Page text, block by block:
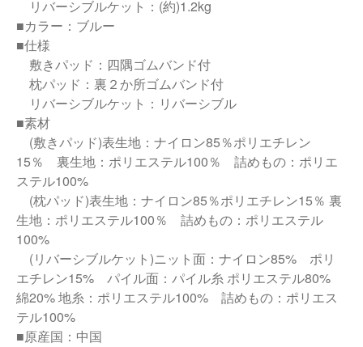
リバーシブルケット：(約)1.2kg
■カラー：ブルー
■仕様
敷きパッド：四隅ゴムバンド付
枕パッド：裏２か所ゴムバンド付
リバーシブルケット：リバーシブル
■素材
(敷きパッド)表生地：ナイロン85％ポリエチレン
15％ 裏生地：ポリエステル100％ 詰めもの：ポリエ
ステル100%
(枕パッド)表生地：ナイロン85％ポリエチレン15％ 裏
生地：ポリエステル100％ 詰めもの：ポリエステル
100%
(リバーシブルケット)ニット面：ナイロン85% ポリ
エチレン15% パイル面：パイル糸 ポリエステル80%
綿20% 地糸：ポリエステル100% 詰めもの：ポリエス
テル100%
■原産国：中国